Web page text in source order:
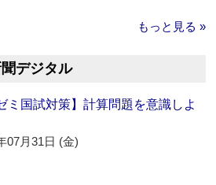
もっと見る »
デジタル
ミ国試対策】計算問題を意識しよ
07月31日 (金)